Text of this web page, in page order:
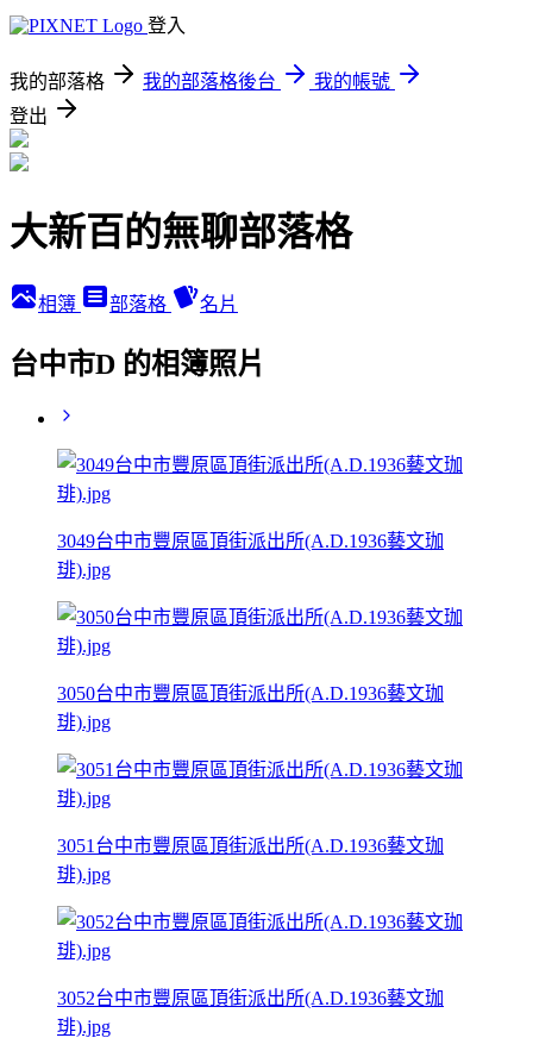
登入
我的部落格 我的部落格後台
我的帳號
登出
大新百的無聊部落格
相簿 部落格 名片
台中市D 的相簿照片
3049台中市豐原區頂街派出所(A.D.1936藝文珈
琲).jpg
3050台中市豐原區頂街派出所(A.D.1936藝文珈
琲).jpg
3051台中市豐原區頂街派出所(A.D.1936藝文珈
琲).jpg
3052台中市豐原區頂街派出所(A.D.1936藝文珈
琲).jpg